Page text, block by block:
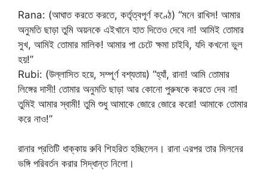
Rana: (আঘাত করতে করতে, কর্তৃত্বপূর্ণ কণ্ঠে) “মনে রাখিস! আমার
অনুমতি ছাড়া তুমি অয়নকে এইখানে হাত দিতেও দেবে না! আমিই তোমার
সুখ, আমিই তোমার মালিক! আমার পা চেটে ক্ষমা চাইবি, যদি কখনো ভুল
হয়!”
Rubi: (উল্লাসিত হয়ে, সম্পূর্ণ বশ্যতায়) “হ্যাঁ, রানা! আমি তোমার
লিঙ্গের দাসী! তোমার অনুমতি ছাড়া আর কোনো পুরুষকে করতে দেব না!
তুমিই আমার স্বামী! তুমি শুধু আমাকে জোরে জোরে করো! আমাকে তোমার
করে নাও!”
রানার প্রতিটি ধাক্কায় রুবি শিহরিত হচ্ছিলেন। রানা এরপর তার মিলনের
ভঙ্গি পরিবর্তন করার সিদ্ধান্ত নিলো।